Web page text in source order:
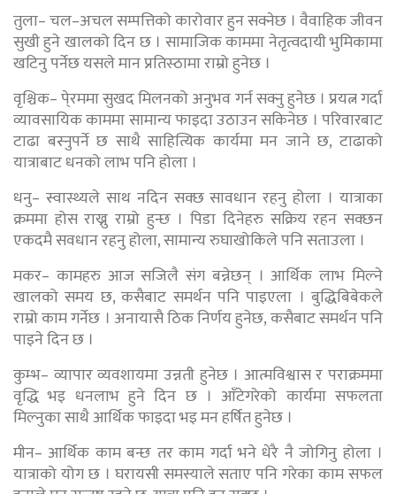
तुला– चल–अचल सम्पत्तिको कारोवार हुन सक्नेछ । वैवाहिक जीवन
सुखी हुने खालको दिन छ । सामाजिक काममा नेतृत्वदायी भुमिकामा
खटिनु पर्नेछ यसले मान प्रतिस्ठामा राम्रो हुनेछ ।
वृश्चिक– पे्रममा सुखद मिलनको अनुभव गर्न सक्नु हुनेछ । प्रयत्न गर्दा
व्यावसायिक काममा सामान्य फाइदा उठाउन सकिनेछ । परिवारबाट
टाढा बस्नुपर्ने छ साथै साहित्यिक कार्यमा मन जाने छ, टाढाको
यात्राबाट धनको लाभ पनि होला ।
धनु– स्वास्थ्यले साथ नदिन सक्छ सावधान रहनु होला । यात्राका
क्रममा होस राख्नु राम्रो हुन्छ । पिडा दिनेहरु सक्रिय रहन सक्छन
एकदमै सवधान रहनु होला, सामान्य रुघाखोकिले पनि सताउला ।
मकर– कामहरु आज सजिलै संग बन्नेछन् । आर्थिक लाभ मिल्ने
खालको समय छ, कसैबाट समर्थन पनि पाइएला । बुद्धिबिबेकले
राम्रो काम गर्नेछ । अनायासै ठिक निर्णय हुनेछ, कसैबाट समर्थन पनि
पाइने दिन छ ।
कुम्भ– व्यापार व्यवशायमा उन्नती हुनेछ । आत्मविश्वास र पराक्रममा
वृद्धि भइ धनलाभ हुने दिन छ । आँटेगरेको कार्यमा सफलता
मिल्नुका साथै आर्थिक फाइदा भइ मन हर्षित हुनेछ ।
मीन– आर्थिक काम बन्छ तर काम गर्दा भने धेरै नै जोगिनु होला ।
यात्राको योग छ । घरायसी समस्याले सताए पनि गरेका काम सफल